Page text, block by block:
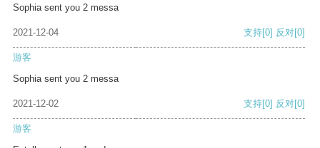
Sophia sent you 2 messa
2021-12-04 支持[0] 反对[0]
游客
Sophia sent you 2 messa
2021-12-02 支持[0] 反对[0]
游客